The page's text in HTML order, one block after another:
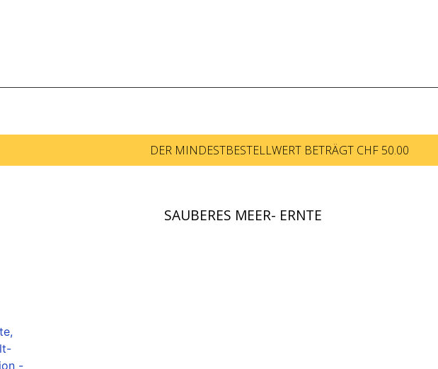
DER MINDESTBESTELLWERT BETRÄGT CHF 50.00
SAUBERES MEER- ERNTE